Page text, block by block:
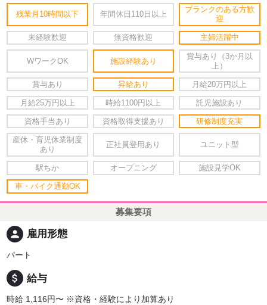
残業月10時間以下 年間休日110日以上
ブランクのある方歓
迎
未経験歓迎 無資格歓迎 主婦活躍中
WワークOK 施設経験あり
賞与あり（3か月以
上）
賞与あり 昇給あり 月給20万円以上
月給25万円以上 時給1100円以上 託児施設あり
資格手当あり 資格取得支援あり 研修制度充実
産休・育児休業制度
あり
正社員登用あり ユニット型
駅ちか オープニング 施設見学OK
車・バイク通勤OK
募集要項
person 雇用形態
パート
attach_money 給与
時給 1,116円〜 ※資格・経験により加算あり